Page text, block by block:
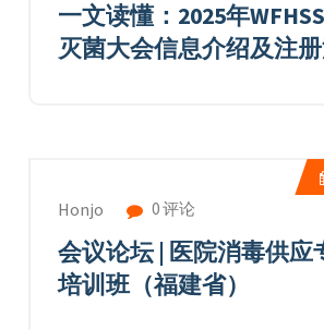
一文读懂：2025年
灭菌大会信息介绍及注
Honjo 0 评论
会议论坛 | 医院消毒供应
培训班（福建省）